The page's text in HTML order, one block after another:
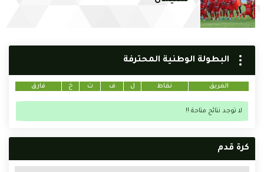
البطولة الوطنية المحترفة
الفريق نقاط ل ف ت خ فارق
لا توجد نتائج متاحة !!
كرة قدم